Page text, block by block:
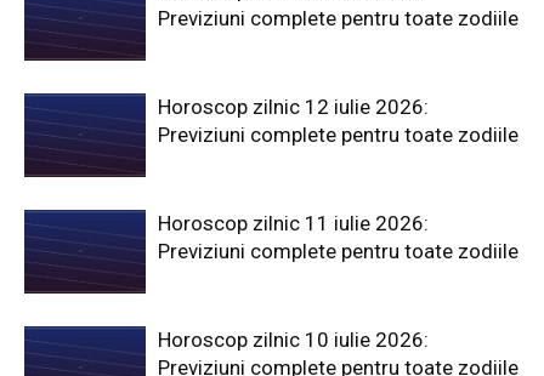
Previziuni complete pentru toate zodiile
Horoscop zilnic 12 iulie 2026:
Previziuni complete pentru toate zodiile
Horoscop zilnic 11 iulie 2026:
Previziuni complete pentru toate zodiile
Horoscop zilnic 10 iulie 2026:
Previziuni complete pentru toate zodiile